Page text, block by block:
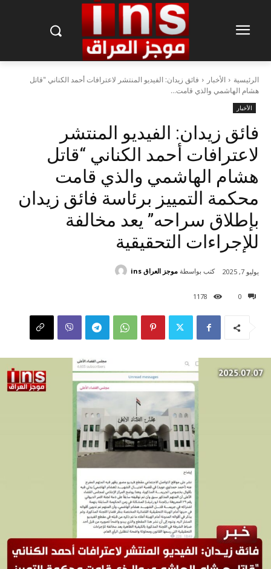
الرئيسية الأخبار
فائق زيدان: الفيديو المنتشر لاعترافات أحمد الكناني "قاتل
هشام الهاشمي والذي قامت...
الأخبار
فائق زيدان: الفيديو المنتشر
لاعترافات أحمد الكناني “قاتل
هشام الهاشمي والذي قامت
محكمة التمييز برئاسة فائق زيدان
بإطلاق سراحه” يعد مخالفة
للإجراءات التحقيقية
0
1178
يوليو 7, 2025 كتب بواسطة موجز العراق ins